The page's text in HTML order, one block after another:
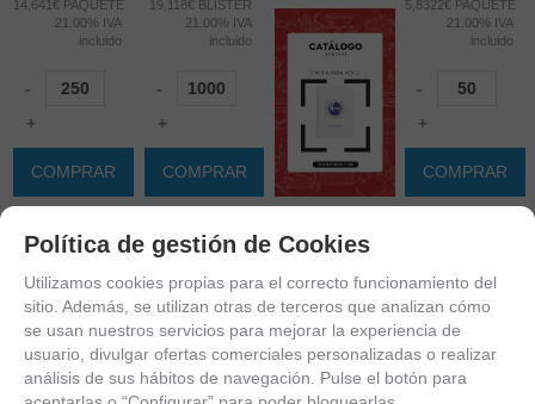
14,641€ PAQUETE
21.00% IVA
incluido
-
+
COMPRAR
19,118€ BLISTER
21.00% IVA
incluido
-
+
COMPRAR
5,8322€ PAQUETE
21.00% IVA
incluido
-
+
COMPRAR
Política de gestión de Cookies
Utilizamos cookies propias para el correcto funcionamiento del
sitio. Además, se utilizan otras de terceros que analizan cómo
se usan nuestros servicios para mejorar la experiencia de
usuario, divulgar ofertas comerciales personalizadas o realizar
análisis de sus hábitos de navegación. Pulse el botón para